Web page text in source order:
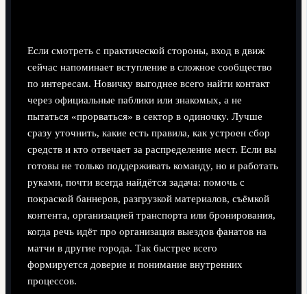
Если смотреть с практической стороны, вход в движ
сейчас напоминает вступление в сложное сообщество
по интересам. Новичку выгоднее всего найти контакт
через официальные паблики или знакомых, а не
пытаться «прорваться» в сектор в одиночку. Лучше
сразу уточнить, какие есть правила, как устроен сбор
средств и кто отвечает за распределение мест. Если вы
готовы не только поддерживать команду, но и работать
руками, почти всегда найдётся задача: помочь с
покраской баннеров, разгрузкой материалов, съёмкой
контента, организацией транспорта или бронирования,
когда речь идёт про организация выездов фанатов на
матчи в другие города. Так быстрее всего
формируется доверие и понимание внутренних
процессов.